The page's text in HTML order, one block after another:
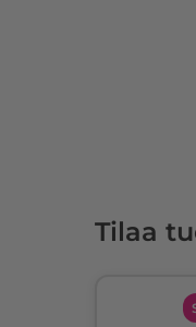
Tilaa